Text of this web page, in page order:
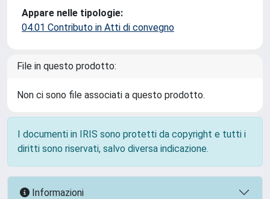
Appare nelle tipologie:
04.01 Contributo in Atti di convegno
File in questo prodotto:
Non ci sono file associati a questo prodotto.
I documenti in IRIS sono protetti da copyright e tutti i
diritti sono riservati, salvo diversa indicazione.
Informazioni